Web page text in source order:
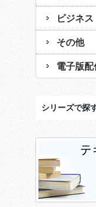
ビジネス
その他
電子版
シリーズで探